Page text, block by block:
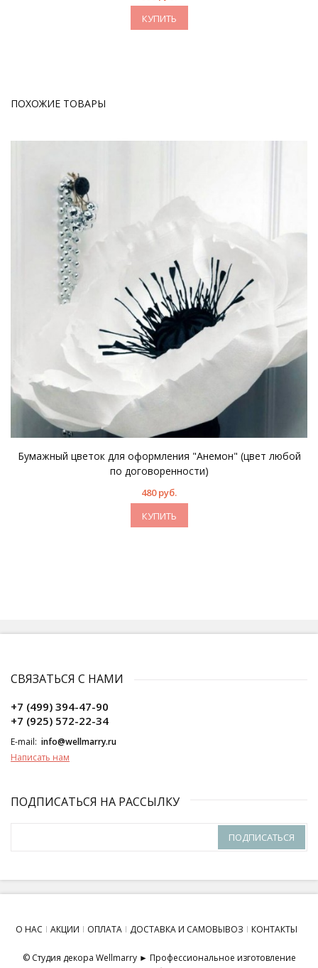
КУПИТЬ
ПОХОЖИЕ ТОВАРЫ
Бумажный цветок для оформления "Анемон" (цвет любой
по договоренности)
480 руб.
КУПИТЬ
СВЯЗАТЬСЯ С НАМИ
+7 (499) 394-47-90
+7 (925) 572-22-34
E-mail: info@wellmarry.ru
Написать нам
ПОДПИСАТЬСЯ НА РАССЫЛКУ
ПОДПИСАТЬСЯ
О НАС АКЦИИ ОПЛАТА ДОСТАВКА И САМОВЫВОЗ КОНТАКТЫ
© Студия декора Wellmarry ► Профессиональное изготовление